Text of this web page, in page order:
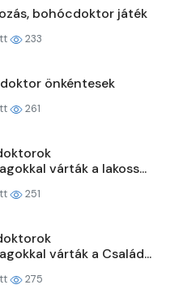
bohócdoktor játék
233
önkéntesek
261
várták a lakoss...
251
várták a Család...
275